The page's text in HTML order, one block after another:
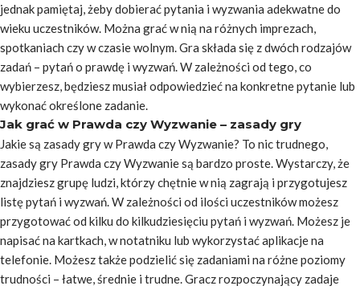
jednak pamiętaj, żeby dobierać pytania i wyzwania adekwatne do
wieku uczestników. Można grać w nią na różnych imprezach,
spotkaniach czy w czasie wolnym. Gra składa się z dwóch rodzajów
zadań – pytań o prawdę i wyzwań. W zależności od tego, co
wybierzesz, będziesz musiał odpowiedzieć na konkretne pytanie lub
wykonać określone zadanie.
Jak grać w Prawda czy Wyzwanie – zasady gry
Jakie są zasady gry w Prawda czy Wyzwanie? To nic trudnego,
zasady gry Prawda czy Wyzwanie są bardzo proste. Wystarczy, że
znajdziesz grupę ludzi, którzy chętnie w nią zagrają i przygotujesz
listę pytań i wyzwań. W zależności od ilości uczestników możesz
przygotować od kilku do kilkudziesięciu pytań i wyzwań. Możesz je
napisać na kartkach, w notatniku lub wykorzystać aplikacje na
telefonie. Możesz także podzielić się zadaniami na różne poziomy
trudności – łatwe, średnie i trudne. Gracz rozpoczynający zadaje